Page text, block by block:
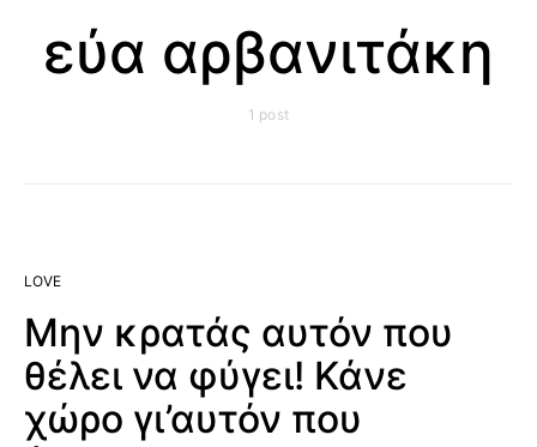
εύα αρβανιτάκη
1 post
LOVE
Μην κρατάς αυτόν που
θέλει να φύγει! Κάνε
χώρο γι’αυτόν που